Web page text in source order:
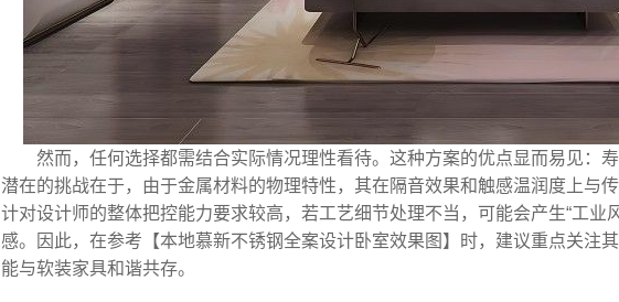
然而，任何选择都需结合实际情况理性看待。这种方案的优点显而易见：
潜在的挑战在于，由于金属材料的物理特性，其在隔音效果和触感温润度上与
计对设计师的整体把控能力要求较高，若工艺细节处理不当，可能会产生“工业
感。因此，在参考【本地慕新不锈钢全案设计卧室效果图】时，建议重点关注
能与软装家具和谐共存。